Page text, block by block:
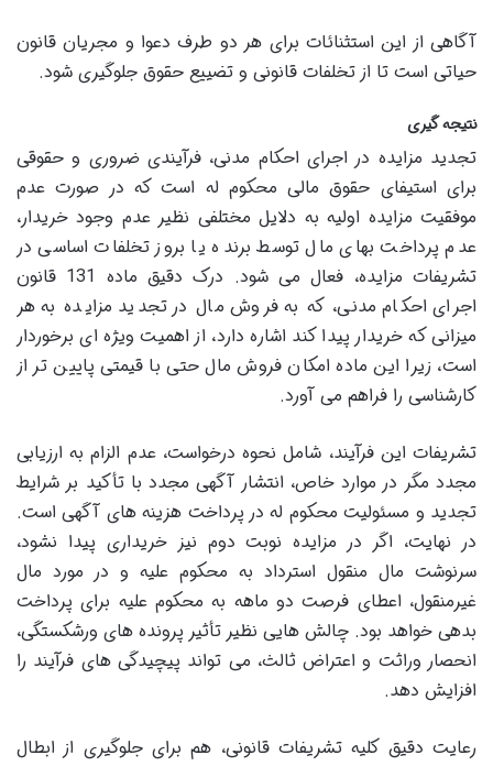
آگاهی از این استثنائات برای هر دو طرف دعوا و مجریان قانون
حیاتی است تا از تخلفات قانونی و تضییع حقوق جلوگیری شود.
نتیجه گیری
تجدید مزایده در اجرای احکام مدنی، فرآیندی ضروری و حقوقی
برای استیفای حقوق مالی محکوم له است که در صورت عدم
موفقیت مزایده اولیه به دلایل مختلفی نظیر عدم وجود خریدار،
عدم پرداخت بهای مال توسط برنده یا بروز تخلفات اساسی در
تشریفات مزایده، فعال می شود. درک دقیق ماده 131 قانون
اجرای احکام مدنی، که به فروش مال در تجدید مزایده به هر
میزانی که خریدار پیدا کند اشاره دارد، از اهمیت ویژه ای برخوردار
است، زیرا این ماده امکان فروش مال حتی با قیمتی پایین تر از
کارشناسی را فراهم می آورد.
تشریفات این فرآیند، شامل نحوه درخواست، عدم الزام به ارزیابی
مجدد مگر در موارد خاص، انتشار آگهی مجدد با تأکید بر شرایط
تجدید و مسئولیت محکوم له در پرداخت هزینه های آگهی است.
در نهایت، اگر در مزایده نوبت دوم نیز خریداری پیدا نشود،
سرنوشت مال منقول استرداد به محکوم علیه و در مورد مال
غیرمنقول، اعطای فرصت دو ماهه به محکوم علیه برای پرداخت
بدهی خواهد بود. چالش هایی نظیر تأثیر پرونده های ورشکستگی،
انحصار وراثت و اعتراض ثالث، می تواند پیچیدگی های فرآیند را
افزایش دهد.
رعایت دقیق کلیه تشریفات قانونی، هم برای جلوگیری از ابطال